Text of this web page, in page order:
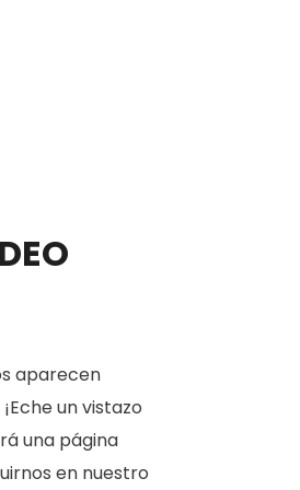
aparecen
un vistazo
una página
en nuestro